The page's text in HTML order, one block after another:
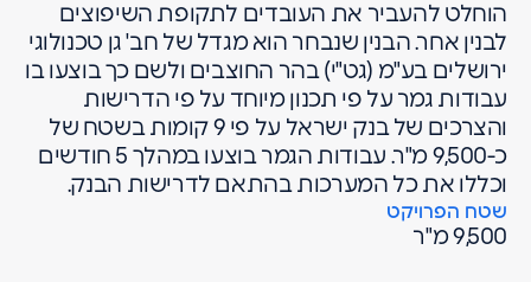
הוחלט להעביר את העובדים לתקופת השיפוצים
לבנין אחר. הבנין שנבחר הוא מגדל של חב' גן טכנולוגי
ירושלים בע"מ (גט"י) בהר החוצבים ולשם כך בוצעו בו
עבודות גמר על פי תכנון מיוחד על פי הדרישות
והצרכים של בנק ישראל על פי 9 קומות בשטח של
כ-9,500 מ"ר. עבודות הגמר בוצעו במהלך 5 חודשים
וכללו את כל המערכות בהתאם לדרישות הבנק.
שטח הפרויקט
9,500 מ"ר